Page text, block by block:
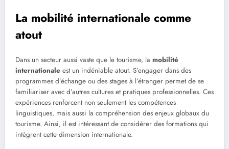
La mobilité internationale comme
atout
Dans un secteur aussi vaste que le tourisme, la mobilité
internationale est un indéniable atout. S’engager dans des
programmes d’échange ou des stages à l’étranger permet de se
familiariser avec d’autres cultures et pratiques professionnelles. Ces
expériences renforcent non seulement les compétences
linguistiques, mais aussi la compréhension des enjeux globaux du
tourisme. Ainsi, il est intéressant de considérer des formations qui
intègrent cette dimension internationale.